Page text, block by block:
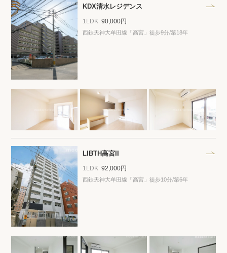
KDX清水レジデンス
1LDK 90,000円
西鉄天神大牟田線「高宮」徒歩9分/築18年
LIBTH高宮II
1LDK 92,000円
西鉄天神大牟田線「高宮」徒歩10分/築6年